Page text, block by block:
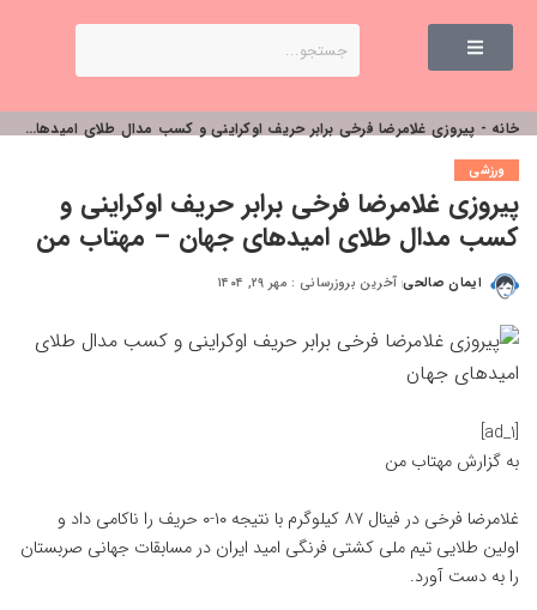
خانه - پیروزی غلامرضا فرخی برابر حریف اوکراینی و کسب مدال طلای امیدهای جهان – مهتاب من
ورزشی
پیروزی غلامرضا فرخی برابر حریف اوکراینی و
کسب مدال طلای امیدهای جهان – مهتاب من
ایمان صالحی آخرین بروزرسانی : مهر ۲۹, ۱۴۰۴
[ad_1]
به گزارش مهتاب من
غلامرضا فرخی در فینال ۸۷ کیلوگرم با نتیجه ۱۰-۰ حریف را ناکامی داد و
اولین طلایی تیم ملی کشتی فرنگی امید ایران در مسابقات جهانی صربستان
را به دست آورد.